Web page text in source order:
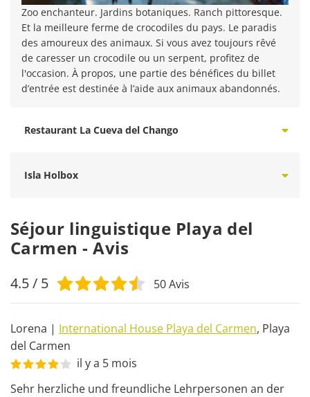
Zoo enchanteur. Jardins botaniques. Ranch pittoresque.
Et la meilleure ferme de crocodiles du pays. Le paradis
des amoureux des animaux. Si vous avez toujours rêvé
de caresser un crocodile ou un serpent, profitez de
l'occasion. À propos, une partie des bénéfices du billet
d’entrée est destinée à l’aide aux animaux abandonnés.
Restaurant La Cueva del Chango
Isla Holbox
Séjour linguistique Playa del
Carmen - Avis
4.5/ 5 50Avis
Lorena | International House Playa del Carmen, Playa
del Carmen
il y a 5 mois
Sehr herzliche und freundliche Lehrpersonen an der